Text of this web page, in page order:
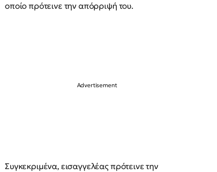
οποίο πρότεινε την απόρριψή του.
Συγκεκριμένα, εισαγγελέας πρότεινε την